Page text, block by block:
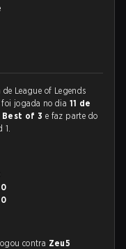
League of Legends
foi jogada no dia 11 de
Best of 3 e faz parte do
1.
contra Zeu5